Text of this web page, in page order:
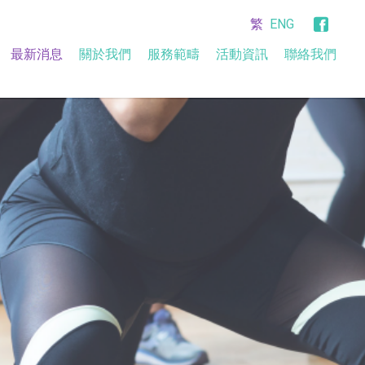
繁 ENG
最新消息
關於我們 服務範疇 活動資訊 聯絡我們